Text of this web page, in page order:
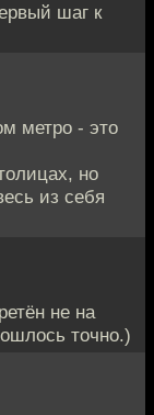
шаг к
метро - это
но
из себя
не на
точно.)